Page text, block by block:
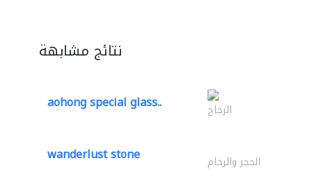
نتائج مشابهة
aohong special glass.. الزجاج
wanderlust stone الحجر والرخام